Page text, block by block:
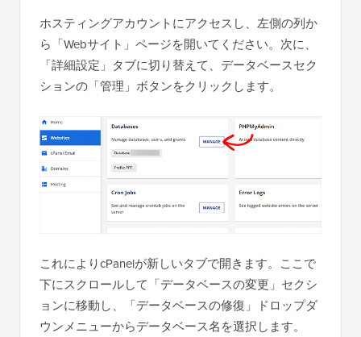
ホスティングアカウントにアクセスし、左側の列か
ら「Webサイト」ページを開いてください。次に、
「詳細設定」タブに切り替えて、データベースセク
ションの「管理」ボタンをクリックします。
これによりcPanelが新しいタブで開きます。ここで
下にスクロールして「データベースの変更」セクシ
ョンに移動し、「データベースの修復」ドロップダ
ウンメニューからデータベース名を選択します。